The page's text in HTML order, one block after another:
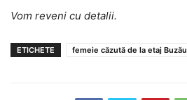
Vom reveni cu detalii.
ETICHETE femeie căzută de la etaj Buzău